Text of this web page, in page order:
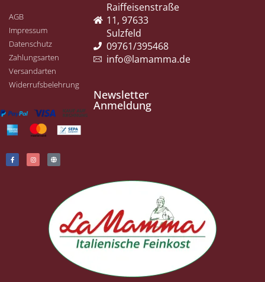
Raiffeisenstraße
11, 97633
Sulzfeld
09761/395468
info@lamamma.de
Newsletter
Anmeldung
AGB
Impressum
Datenschutz
Zahlungsarten
Versandarten
Widerrufsbelehrung